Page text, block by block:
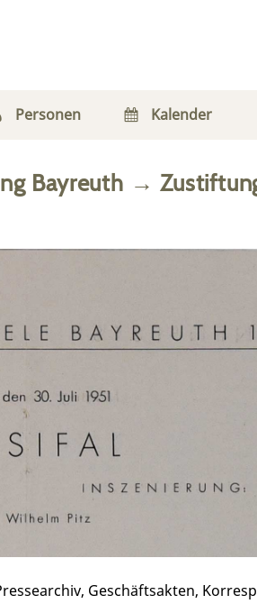
Personen Kalender
Bayreuth →
Geschäftsakten,